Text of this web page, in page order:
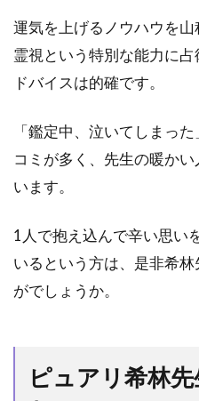
方
法
4
先生
はこ
んな
人に
オス
メ！
5
希林
術・
悩み
運気を上げるノウハウを山
霊視という特別な能力に
ドバイスは的確です。
「鑑定中、泣いてしまっ
コミが多く、先生の暖か
います。
1人で抱え込んで辛い思い
いるという方は、是非希
がでしょうか。
ピュアリ希林